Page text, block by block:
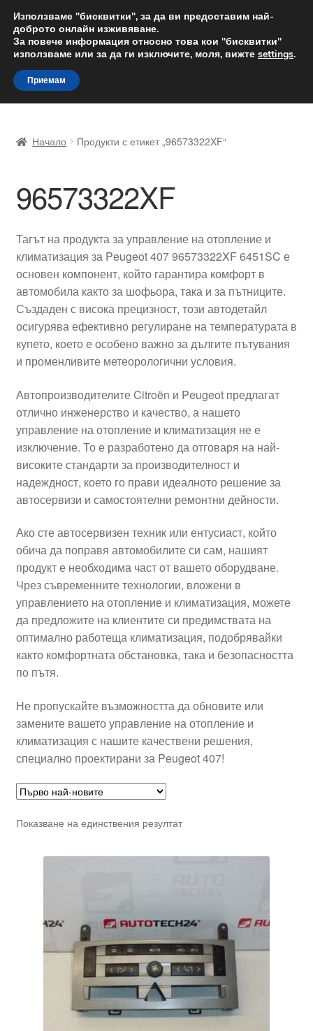
ДОСТАВКА от 12 лв.
Доставка по целия свят
Skip
to
navigation
Skip
to
content
Доставка по целия свят
Жалби
Количка
Контакт
Моята сметка
Политика за поверителност
Правила и условия
Процедура за рекламации
Транспорт
Начало Продукти с етикет „96573322XF“
96573322XF
Тагът на продукта за управление на отопление и
климатизация за Peugeot 407 96573322XF 6451SC е
основен компонент, който гарантира комфорт в
автомобила както за шофьора, така и за пътниците.
Създаден с висока прецизност, този автодетайл
осигурява ефективно регулиране на температурата в
купето, което е особено важно за дългите пътувания
и променливите метеорологични условия.
Автопроизводителите Citroën и Peugeot предлагат
отлично инженерство и качество, а нашето
управление на отопление и климатизация не е
изключение. То е разработено да отговаря на най-
високите стандарти за производителност и
надеждност, което го прави идеалното решение за
автосервизи и самостоятелни ремонтни дейности.
Ако сте автосервизен техник или ентусиаст, който
обича да поправя автомобилите си сам, нашият
продукт е необходима част от вашето оборудване.
Чрез съвременните технологии, вложени в
управлението на отопление и климатизация, можете
да предложите на клиентите си предимствата на
оптимално работеща климатизация, подобрявайки
както комфортната обстановка, така и безопасността
по пътя.
Не пропускайте възможността да обновите или
замените вашето управление на отопление и
климатизация с нашите качествени решения,
специално проектирани за Peugeot 407!
Показване на единствения резултат
Използваме "бисквитки", за да ви предоставим най-
доброто онлайн изживяване.
За повече информация относно това кои "бисквитки"
използваме или за да ги изключите, моля, вижте settings.
Приемам